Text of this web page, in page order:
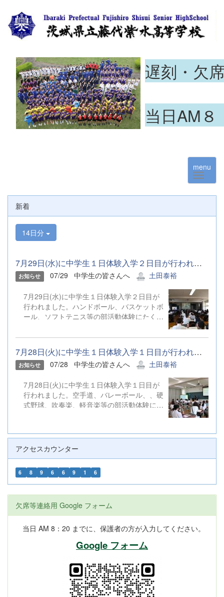
遅刻・欠
当日AM
menu
新着
14日分
7月29日(水)に中学生１日体験入学２日目が行われました。ハンドボ...
お知らせ 07/29 中学生の皆さんへ 土田泰裕
7月29日(水)に中学生１日体験入学２日目が
行われました。ハンドボール、バスケットボ
ール、ソフトテニス等の部活動体験にたくさ
7月28日(火)に中学生１日体験入学１日目が行われました。空手道、...
お知らせ 07/28 中学生の皆さんへ 土田泰裕
7月28日(火)に中学生１日体験入学１日目が
行われました。空手道、バレーボール、、硬
式野球、吹奏楽、軽音楽等の部活動体験にた
アクセスカウンター
6 8 9 6 6 9 1 6
欠席等連絡用 Google フォーム
当日 AM 8：20 までに、保護者の方が入力してください。
Google フォーム